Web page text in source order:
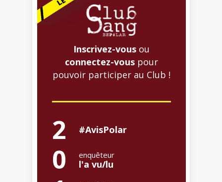
Inscrivez-vous ou
connectez-vous pour
pouvoir participer au Club !
2 #AvisPolar
0 enquêteur
l'a vu/lu